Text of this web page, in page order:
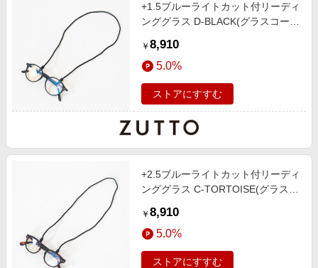
+1.5ブルーライトカット付リーディ
ンググラス D-BLACK(グラスコード
￥ 8,910
5.0%
ストアにすすむ
+2.5ブルーライトカット付リーディ
ンググラス C-TORTOISE(グラスコ
￥ 8,910
5.0%
ストアにすすむ